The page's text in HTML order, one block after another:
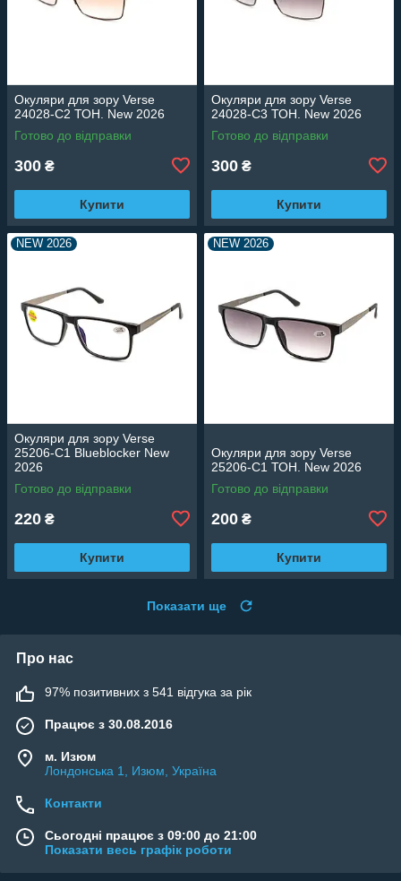
Окуляри для зору Verse
24028-C2 ТОН. New 2026
Готово до відправки
300 ₴
Купити
Окуляри для зору Verse
24028-C3 ТОН. New 2026
Готово до відправки
300 ₴
Купити
NEW 2026
Окуляри для зору Verse
25206-C1 Blueblocker New
2026
Готово до відправки
220 ₴
Купити
NEW 2026
Окуляри для зору Verse
25206-C1 ТОН. New 2026
Готово до відправки
200 ₴
Купити
Показати ще
Про нас
97% позитивних з 541 відгука за рік
Працює з 30.08.2016
м. Изюм
Лондонська 1, Изюм, Україна
Контакти
Сьогодні працює з 09:00 до 21:00
Показати весь графік роботи